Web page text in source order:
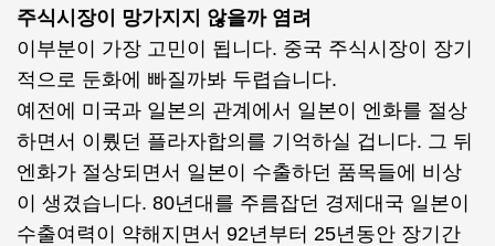
주식시장이 망가지지 않을까 염려
이부분이 가장 고민이 됩니다. 중국 주식시장이 장기
적으로 둔화에 빠질까봐 두렵습니다.
예전에 미국과 일본의 관계에서 일본이 엔화를 절상
하면서 이뤘던 플라자합의를 기억하실 겁니다. 그 뒤
엔화가 절상되면서 일본이 수출하던 품목들에 비상
이 생겼습니다. 80년대를 주름잡던 경제대국 일본이
수출여력이 약해지면서 92년부터 25년동안 장기간